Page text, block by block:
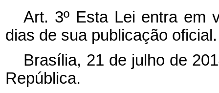
Art. 3º Esta Lei entra em
dias de sua publicação oficial.
Brasília, 21 de julho de
República.